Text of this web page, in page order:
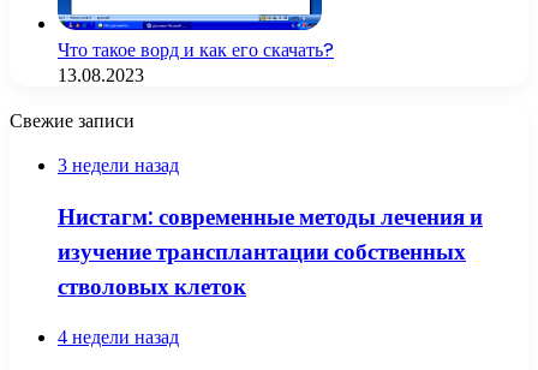
Что такое ворд и как его скачать?
13.08.2023
Свежие записи
3 недели назад
Нистагм: современные методы лечения и
изучение трансплантации собственных
стволовых клеток
4 недели назад